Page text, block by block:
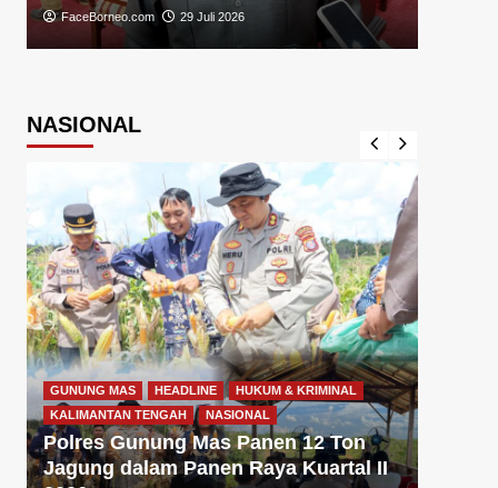
FaceBorneo.com 29 Juli 2026
NASIONAL
GUNUNG MAS HEADLINE
HUKUM & KRIMINAL
KALIMANTAN TENGAH
NASIONAL
Polres Gunung Mas Panen 12 Ton
Jagung dalam Panen Raya Kuartal II